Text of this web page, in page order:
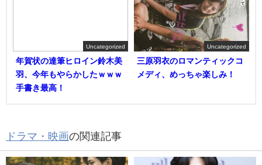
Uncategorized
年賀状の達筆ヒロイン鈴木美
羽、今年もやらかしたｗｗｗ
手書き最高！
Uncategorized
三原羽衣のロマンティックコ
メディ、めっちゃ楽しみ！
ドラマ・映画の関連記事